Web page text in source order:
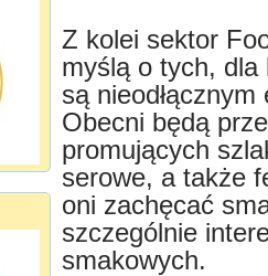
Z kolei sektor
myślą o tych, dla
są
Obecni będą
promujących
serowe, a także
oni zachęcać
szczególnie
smakowych.